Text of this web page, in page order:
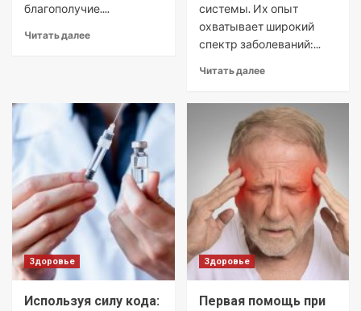
благополучие....
Читать далее
системы. Их опыт
охватывает широкий
спектр заболеваний:...
Читать далее
Здоровье
Используя силу кода:
Здоровье
Первая помощь при